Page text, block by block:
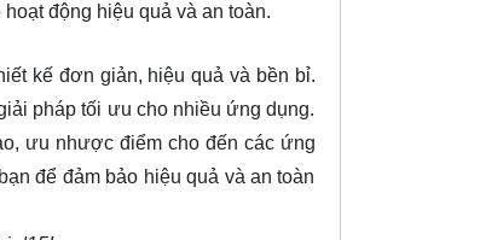
động hiệu quả và an toàn.
kế đơn giản, hiệu quả và bền bỉ.
pháp tối ưu cho nhiều ứng dụng.
ưu nhược điểm cho đến các ứng
để đảm bảo hiệu quả và an toàn